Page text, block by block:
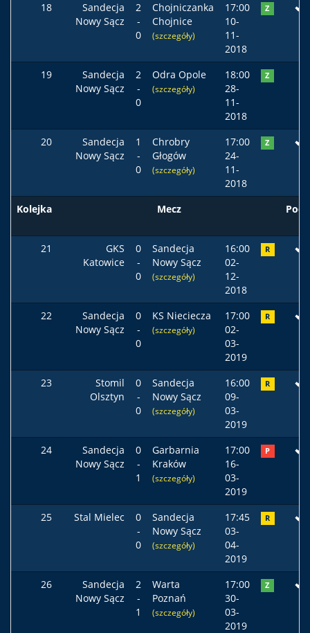
18
Sandecja
Nowy Sącz
2
-
0
Chojniczanka
Chojnice
(szczegóły)
17:00
10-
11-
2018
Z
19
Sandecja
Nowy Sącz
2
-
0
Odra Opole
(szczegóły)
18:00
28-
11-
2018
Z
20
Sandecja
Nowy Sącz
1
-
0
Chrobry
Głogów
(szczegóły)
17:00
24-
11-
2018
Z
Kolejka Mecz
21
GKS
Katowice
0
-
0
Sandecja
Nowy Sącz
(szczegóły)
16:00
02-
12-
2018
R
22
Sandecja
Nowy Sącz
0
-
0
KS Nieciecza
(szczegóły)
17:00
02-
03-
2019
R
23
Stomil
Olsztyn
0
-
0
Sandecja
Nowy Sącz
(szczegóły)
16:00
09-
03-
2019
R
24
Sandecja
Nowy Sącz
0
-
1
Garbarnia
Kraków
(szczegóły)
17:00
16-
03-
2019
P
25 Stal Mielec
0
-
0
Sandecja
Nowy Sącz
(szczegóły)
17:45
03-
04-
2019
R
26
Sandecja
Nowy Sącz
2
-
1
Warta
Poznań
(szczegóły)
17:00
30-
03-
2019
Z